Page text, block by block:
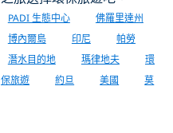
PADI 生態中心
佛羅里達州
博內爾島
印尼
帕勞
潛水目的地
瑪律地夫
環
保旅遊
約旦 美國
莫